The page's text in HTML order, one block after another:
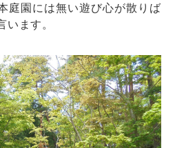
庭園には無い遊び心が散りば
います。